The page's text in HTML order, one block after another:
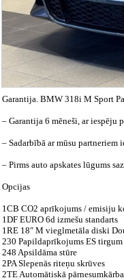
Garantija. BMW 318i M Sport
– Garantija 6 mēneši, ar iespēju
– Sadarbībā ar mūsu
– Pirms auto apskates lūgums
Opcijas
1CB CO2 aprīkojums / emisiju
1DF EURO 6d izmešu standarts
1RE 18″ M vieglmetāla diski
230 Papildaprīkojums ES tirgum
248 Apsildāma stūre
2PA Slepenās riteņu skrūves
2TE Automātiskā